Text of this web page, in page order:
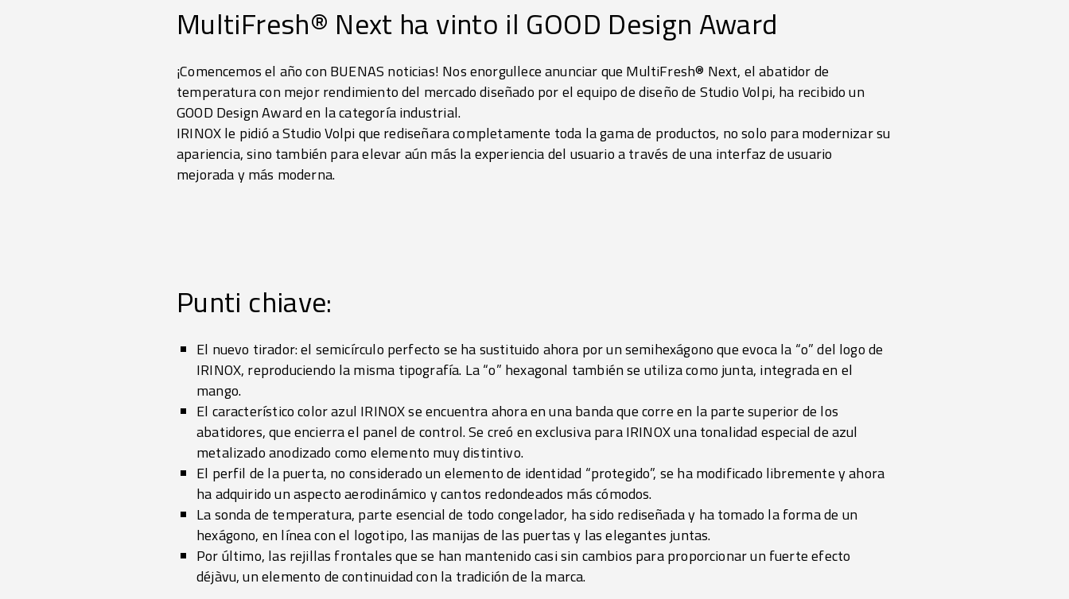
MultiFresh® Next ha vinto il GOOD Design Award
¡Comencemos el año con BUENAS noticias! Nos enorgullece anunciar que MultiFresh® Next, el abatidor de
temperatura con mejor rendimiento del mercado diseñado por el equipo de diseño de Studio Volpi, ha recibido un
GOOD Design Award en la categoría industrial.
IRINOX le pidió a Studio Volpi que rediseñara completamente toda la gama de productos, no solo para modernizar su
apariencia, sino también para elevar aún más la experiencia del usuario a través de una interfaz de usuario
mejorada y más moderna.
Punti chiave:
El nuevo tirador: el semicírculo perfecto se ha sustituido ahora por un semihexágono que evoca la “o” del logo de
IRINOX, reproduciendo la misma tipografía. La “o” hexagonal también se utiliza como junta, integrada en el
mango.
El característico color azul IRINOX se encuentra ahora en una banda que corre en la parte superior de los
abatidores, que encierra el panel de control. Se creó en exclusiva para IRINOX una tonalidad especial de azul
metalizado anodizado como elemento muy distintivo.
El perfil de la puerta, no considerado un elemento de identidad “protegido”, se ha modificado libremente y ahora
ha adquirido un aspecto aerodinámico y cantos redondeados más cómodos.
La sonda de temperatura, parte esencial de todo congelador, ha sido rediseñada y ha tomado la forma de un
hexágono, en línea con el logotipo, las manijas de las puertas y las elegantes juntas.
Por último, las rejillas frontales que se han mantenido casi sin cambios para proporcionar un fuerte efecto
déjàvu, un elemento de continuidad con la tradición de la marca.